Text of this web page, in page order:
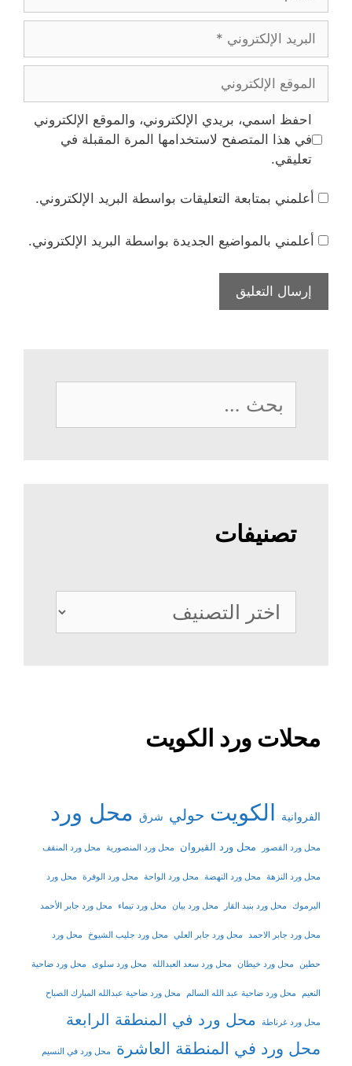
الإلكتروني
الإلكتروني
احفظ اسمي، بريدي الإلكتروني، والموقع الإلكتروني
في هذا المتصفح لاستخدامها المرة المقبلة في
تعليقي.
أعلمني بمتابعة التعليقات بواسطة البريد الإلكتروني.
أعلمني بالمواضيع الجديدة بواسطة البريد الإلكتروني.
البحث
عن:
تصنيفات
تصنيفات
محلات ورد الكويت
الفروانية الكويت حولي شرق محل ورد
محل ورد القصور محل ورد القيروان محل ورد المنصورية محل ورد المنقف
محل ورد النزهة محل ورد النهضة محل ورد الواحة محل ورد الوفرة محل ورد
اليرموك محل ورد بنيد القار محل ورد بيان محل ورد تيماء محل ورد جابر الأحمد
محل ورد جابر الاحمد محل ورد جابر العلي محل ورد جليب الشيوخ محل ورد
حطين محل ورد خيطان محل ورد سعد العبدالله محل ورد سلوى محل ورد ضاحية
النعيم محل ورد ضاحية عبد الله السالم محل ورد ضاحية عبدالله المبارك الصباح
محل ورد غرناطة
محل ورد في المنطقة الرابعة
محل ورد في المنطقة العاشرة
محل ورد في النسيم